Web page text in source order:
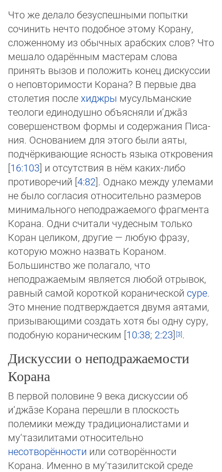
Что же делало безуспешными попытки
сочинить нечто подобное этому Корану,
сложенному из обычных арабских слов? Что
мешало одарённым мастерам слова
принять вызов и положить конец дискуссии
о неповторимости Корана? В первые два
столетия послехиджры мусульманские
теологи единодушно объясняли и‘джа̄з
совершенством формы и содержания Пи­са­
ния. Основанием для этого были аяты,
подчёркивающие ясность языка откровения
[16:103] и отсутствия в нём каких-либо
противоречий [4:82]. Однако между улемами
не было согласия относительно размеров
минимального неподражаемого фраг­мен­та
Корана. Одни считали чудесным только
Коран целиком, другие — любую фразу,
которую можно назвать Ко­ра­ном.
Большинство же полагало, что
неподражаемым является любой отрывок,
равный самой короткой коранической суре.
Это мнение подтверждается двумя аятами,
призывающими создать хотя бы одну суру,
подобную кораническим [10:38; 2:23] .
Дискуссии о неподражаемости
Корана
В первой половине 9 века дискуссии об
и‘джа̄зе Корана перешли в плоскость
полемики между традиционалистами и
му‘та­зи­ли­тами относительно
несотворённости или сотворённости
Корана. Именно в му‘тазилитской среде